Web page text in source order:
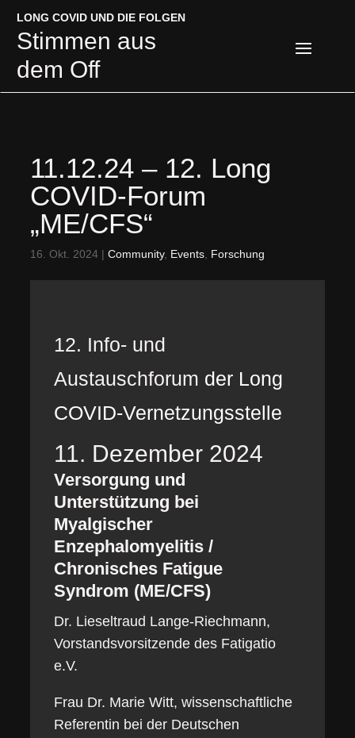
LONG COVID UND DIE FOLGEN
Stimmen aus
dem Off
LONG COVID UND DIE FOLGEN
Stimmen aus
dem Off
11.12.24 – 12. Long
COVID-Forum
„ME/CFS“
16. Okt. 2024| Community, Events, Forschung
12. Info- und
Austauschforum der Long
COVID-Vernetzungsstelle
11. Dezember 2024
Versorgung und
Unterstützung bei
Myalgischer
Enzephalomyelitis /
Chronisches Fatigue
Syndrom (ME/CFS)
Dr. Lieseltraud Lange-Riechmann,
Vorstandsvorsitzende des Fatigatio
e.V.
Frau Dr. Marie Witt, wissenschaftliche
Referentin bei der Deutschen